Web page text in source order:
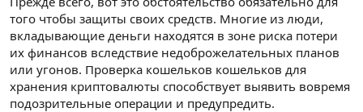
того чтобы защиты своих средств. Многие из люди,
вкладывающие деньги находятся в зоне риска потери
их финансов вследствие недоброжелательных планов
или угонов. Проверка кошельков кошельков для
хранения криптовалюты способствует выявить вовремя
подозрительные операции и предупредить.